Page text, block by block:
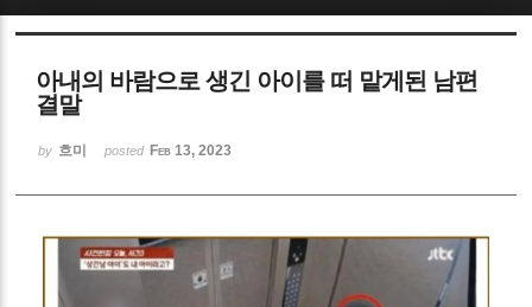
아내의 바람으로 생긴 아이를 떠 맡게된 남편
결말
by 흐미 posted Feb 13, 2023
Sketchbook5, 스케치북5
Sketchbook5, 스케치북5